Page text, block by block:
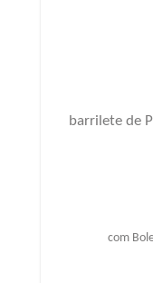
barrilete de
com